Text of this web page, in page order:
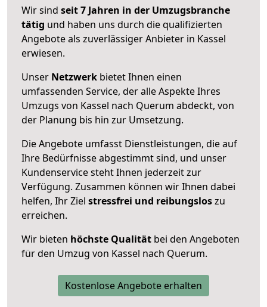
Wir sind seit 7 Jahren in der Umzugsbranche
tätig und haben uns durch die qualifizierten
Angebote als zuverlässiger Anbieter in Kassel
erwiesen.
Unser Netzwerk bietet Ihnen einen
umfassenden Service, der alle Aspekte Ihres
Umzugs von Kassel nach Querum abdeckt, von
der Planung bis hin zur Umsetzung.
Die Angebote umfasst Dienstleistungen, die auf
Ihre Bedürfnisse abgestimmt sind, und unser
Kundenservice steht Ihnen jederzeit zur
Verfügung. Zusammen können wir Ihnen dabei
helfen, Ihr Ziel stressfrei und reibungsloszu
erreichen.
Wir bieten höchste Qualität bei den Angeboten
für den Umzug von Kassel nach Querum.
Kostenlose Angebote erhalten